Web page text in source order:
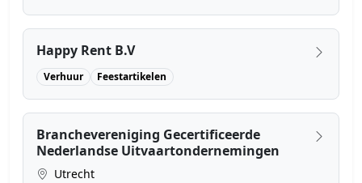
Happy Rent B.V
Verhuur Feestartikelen
Branchevereniging Gecertificeerde
Nederlandse Uitvaartondernemingen
Utrecht